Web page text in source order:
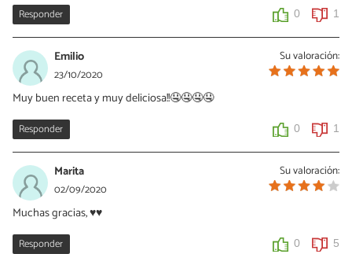
Responder 0 1
Su valoración:
Emilio
23/10/2020
Muy buen receta y muy deliciosa!!🤤🤤🤤🤤
Responder 0 1
Su valoración:
Marita
02/09/2020
Muchas gracias, ♥️♥️
Responder 0 5